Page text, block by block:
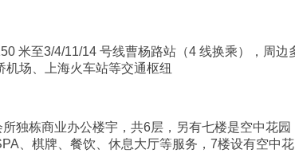
米至3/4/11/14 号线曹杨路站（4 线换乘），周
机场、上海火车站等交通枢纽
所独栋商业办公楼宇，共6层，另有七楼是空中花
、棋牌、餐饮、休息大厅等服务，7楼设有空中